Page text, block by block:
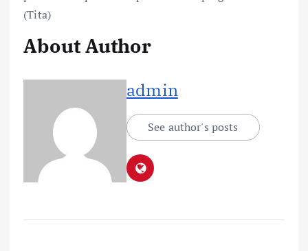
(Tita)
About Author
admin
See author's posts